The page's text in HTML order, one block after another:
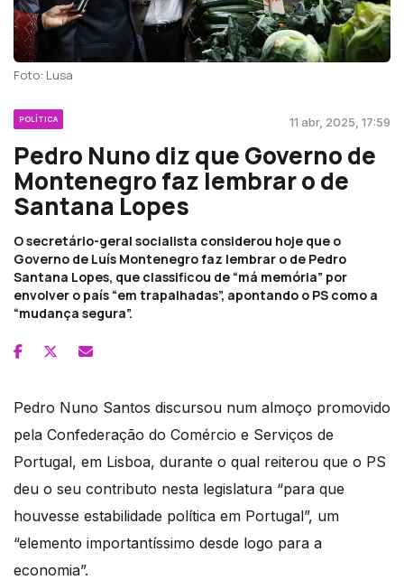
Foto: Lusa
POLÍTICA 11 abr, 2025, 17:59
Pedro Nuno diz que Governo de
Montenegro faz lembrar o de
Santana Lopes
O secretário-geral socialista considerou hoje que o
Governo de Luís Montenegro faz lembrar o de Pedro
Santana Lopes, que classificou de “má memória” por
envolver o país “em trapalhadas”, apontando o PS como a
“mudança segura”.
Pedro Nuno Santos discursou num almoço promovido
pela Confederação do Comércio e Serviços de
Portugal, em Lisboa, durante o qual reiterou que o PS
deu o seu contributo nesta legislatura “para que
houvesse estabilidade política em Portugal”, um
“elemento importantíssimo desde logo para a
economia”.